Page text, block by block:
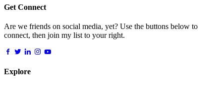
Get Connect
Are we friends on social media, yet? Use the buttons below to
connect, then join my list to your right.
Explore